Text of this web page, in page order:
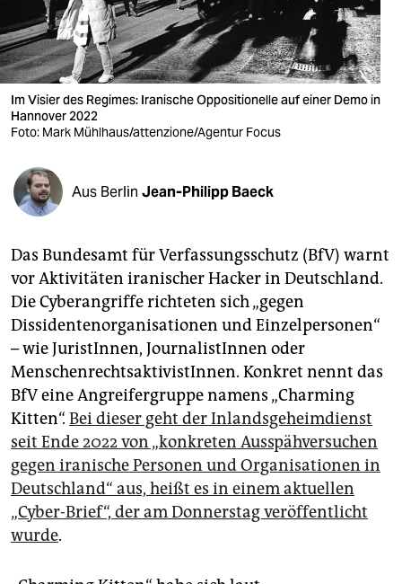
verlag
verlag
veranstaltungen
shop
fragen & hilfe
unterstützen
genossenschaft
epaper login
Im Visier des Regimes: Iranische Oppositionelle auf einer Demo in
Hannover 2022
Foto: Mark Mühlhaus/attenzione/Agentur Focus
Aus Berlin Jean-Philipp Baeck
Das Bundesamt für Verfassungsschutz (BfV) warnt
vor Aktivitäten iranischer Hacker in Deutschland.
Die Cyberangriffe richteten sich „gegen
Dissidentenorganisationen und Einzelpersonen“
– wie JuristInnen, JournalistInnen oder
MenschenrechtsaktivistInnen. Konkret nennt das
BfV eine Angreifergruppe namens „Charming
Kitten“. Bei dieser geht der Inlandsgeheimdienst
seit Ende 2022 von „konkreten Ausspähversuchen
gegen iranische Personen und Organisationen in
Deutschland“ aus, heißt es in einem aktuellen
„Cyber-Brief“, der am Donnerstag veröffentlicht
wurde.